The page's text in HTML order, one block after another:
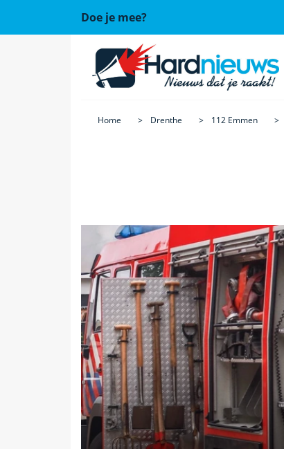
Doe je mee?
Home Drenthe 112 Emmen